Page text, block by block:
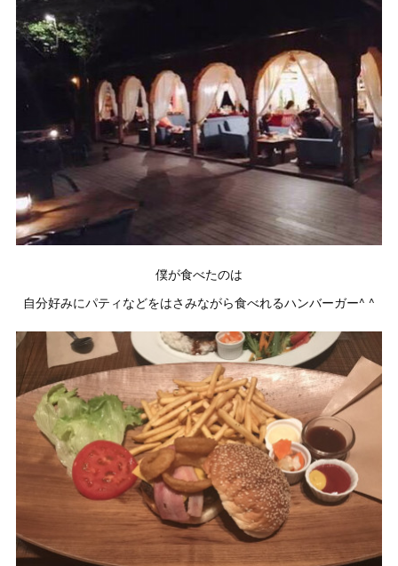
僕が食べたのは
自分好みにパティなどをはさみながら食べれるハンバーガー^ ^